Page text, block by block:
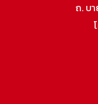
ถ. บ